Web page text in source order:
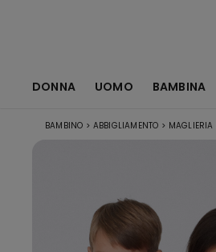
DONNA UOMO BAMBINA
BAMBINO > ABBIGLIAMENTO > MAGLIERIA